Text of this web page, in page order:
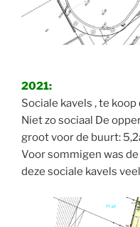
2021:
Sociale kavels , te
Niet zo sociaal De
groot voor de buurt:
Voor sommigen was
deze sociale kavels